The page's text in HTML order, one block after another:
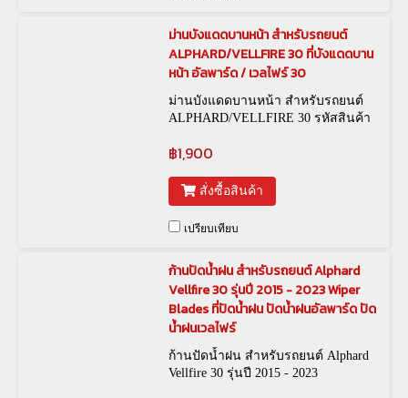
ม่านบังแดดบานหน้า สำหรับรถยนต์
ALPHARD/VELLFIRE 30 ที่บังแดดบาน
หน้า อัลพาร์ด / เวลไฟร์ 30
ม่านบังแดดบานหน้า สำหรับรถยนต์
ALPHARD/VELLFIRE 30 รหัสสินค้า
฿1,900
สั่งซื้อสินค้า
เปรียบเทียบ
ก้านปัดน้ำฝน สำหรับรถยนต์ Alphard
Vellfire 30 รุ่นปี 2015 - 2023 Wiper
Blades ที่ปัดน้ำฝน ปัดน้ำฝนอัลพาร์ด ปัด
น้ำฝนเวลไฟร์
ก้านปัดน้ำฝน สำหรับรถยนต์ Alphard
Vellfire 30 รุ่นปี 2015 - 2023